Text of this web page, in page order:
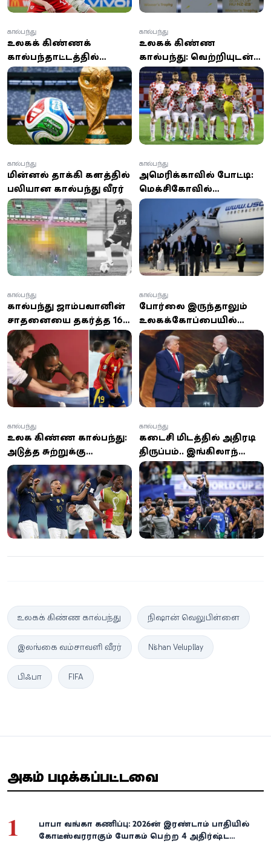
உலகக் கிண்ணக்
கால்பந்தாட்டத்தில்
கலந்துகொள்ள ஈரான்
அணி அமெரிக்கா
செல்லுமா? இறுதி முடிவு
எப்போது?
கால்பந்து
உலகக் கிண்ண
கால்பந்து: வெற்றியுடன்
விடைபெற்ற அணி
தலைவர்
கால்பந்து
மின்னல் தாக்கி களத்தில்
பலியான கால்பந்து வீரர்
கால்பந்து
அமெரிக்காவில் போட்டி:
மெக்சிகோவில்
தரையிறங்கியுள்ள
ஈரானின் உலகக்
கோப்பை கால்பந்து
அணி!
கால்பந்து
கால்பந்து ஜாம்பவானின்
சாதனையை தகர்த்த 16
வயது வீரர்
கால்பந்து
போர்நிலை இருந்தாலும்
உலகக்கோப்பையில்
ஈரான் அணிக்கு
அமெரிக்கா வரவேற்பு –
டொனால்ட் டிரம்ப்
கால்பந்து
உலக கிண்ண கால்பந்து:
அடுத்த சுற்றுக்கு
முன்னேறியது பிரான்ஸ்
கால்பந்து
கடைசி நிமிடத்தில் அதிரடி
திருப்பம்.. இங்கிலாந்தை
வீழ்த்தி உலகக்கோப்பை
இறுதிப்போட்டிக்குள்
நுழைந்த அர்ஜென்டினா
கால்பந்து
உலகக் கிண்ண கால்பந்து நிஷான் வெலுபிள்ளை
இலங்கை வம்சாவளி வீரர் Nishan Velupillay
பிஃபா FIFA
அதிகம் படிக்கப்பட்டவை
1
பாபா வங்கா கணிப்பு: 2026-ன் இரண்டாம் பாதியில்
கோடீஸ்வரராகும் யோகம் பெற்ற 4 அதிர்ஷ்ட